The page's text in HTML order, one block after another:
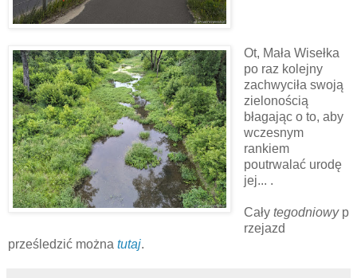
Ot, Mała Wisełka
po raz kolejny
zachwyciła swoją
zielonością
błagając o to, aby
wczesnym
rankiem
poutrwalać urodę
jej... .
Cały tegodniowy p
rzejazd
prześledzić można tutaj.